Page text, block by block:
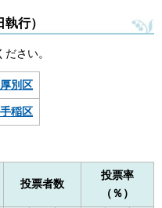
行）
さい。
厚別区
手稲区
投票者数
投票率
（％）